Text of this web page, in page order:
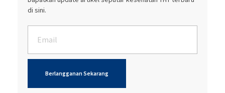
di sini.
Berlangganan Sekarang